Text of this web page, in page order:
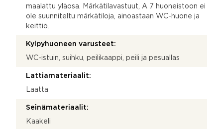
maalattu yläosa. Märkätilavastuut, A 7 huoneistoon ei
ole suunniteltu märkätiloja, ainoastaan WC-huone ja
keittiö.
Kylpyhuoneen varusteet:
WC-istuin, suihku, peilikaappi, peili ja pesuallas
Lattiamateriaalit:
Laatta
Seinämateriaalit:
Kaakeli